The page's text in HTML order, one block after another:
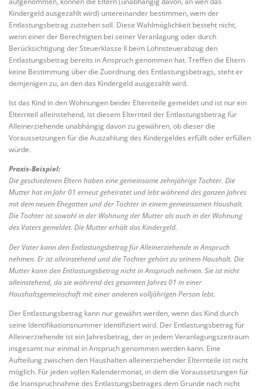
Kindergeld ausgezahlt wird) untereinander bestimmen, wem der
Entlastungsbetrag zustehen soll. Diese Wahlmöglichkeit besteht nicht,
wenn einer der Berechtigten bei seiner Veranlagung oder durch
Berücksichtigung der Steuerklasse II beim Lohnsteuerabzug den
Entlastungsbetrag bereits in Anspruch genommen hat. Treffen die Eltern
keine Bestimmung über die Zuordnung des Entlastungsbetrags, steht er
demjenigen zu, an den das Kindergeld ausgezahlt wird.
Ist das Kind in den Wohnungen beider Elternteile gemeldet und ist nur ein
Elternteil alleinstehend, ist diesem Elternteil der Entlastungsbetrag für
Alleinerziehende unabhängig davon zu gewähren, ob dieser die
Voraussetzungen für die Auszahlung des Kindergeldes erfüllt oder erfüllen
würde.
Praxis-Beispiel:
Die geschiedenen Eltern haben eine gemeinsame zehnjährige Tochter. Die
Mutter hat im Jahr 01 erneut geheiratet und lebt während des ganzen Jahres
mit dem neuen Ehegatten und der Tochter in einem gemeinsamen Haushalt.
Die Tochter ist sowohl in der Wohnung der Mutter als auch in der Wohnung
des Vaters gemeldet. Die Mutter erhält das Kindergeld.
Der Vater kann den Entlastungsbetrag für Alleinerziehende in Anspruch
nehmen. Er ist alleinstehend und die Tochter gehört zu seinem Haushalt. Die
Mutter kann den Entlastungsbetrag nicht in Anspruch nehmen. Sie ist nicht
alleinstehend, da sie während des gesamten Jahres 01 in einer
Haushaltsgemeinschaft mit einer anderen volljährigen Person lebt.
Der Entlastungsbetrag kann nur gewährt werden, wenn das Kind durch
seine Identifikationsnummer identifiziert wird. Der Entlastungsbetrag für
Alleinerziehende ist ein Jahresbetrag, der in jedem Veranlagungszeitraum
insgesamt nur einmal in Anspruch genommen werden kann. Eine
Aufteilung zwischen den Haushalten alleinerziehender Elternteile ist nicht
möglich. Für jeden vollen Kalendermonat, in dem die Voraussetzungen für
die Inanspruchnahme des Entlastungsbetrages dem Grunde nach nicht